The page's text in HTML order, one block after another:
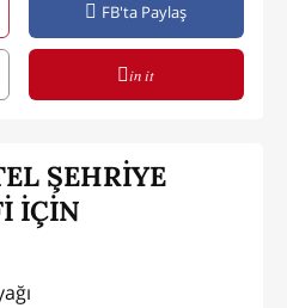
FB'ta Paylaş
in it
ŞEHRİYE
İÇİN